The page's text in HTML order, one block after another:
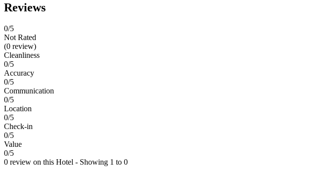
Reviews
0/5
Not Rated
(0 review)
Cleanliness
0/5
Accuracy
0/5
Communication
0/5
Location
0/5
Check-in
0/5
Value
0/5
0 review on this Hotel - Showing 1 to 0